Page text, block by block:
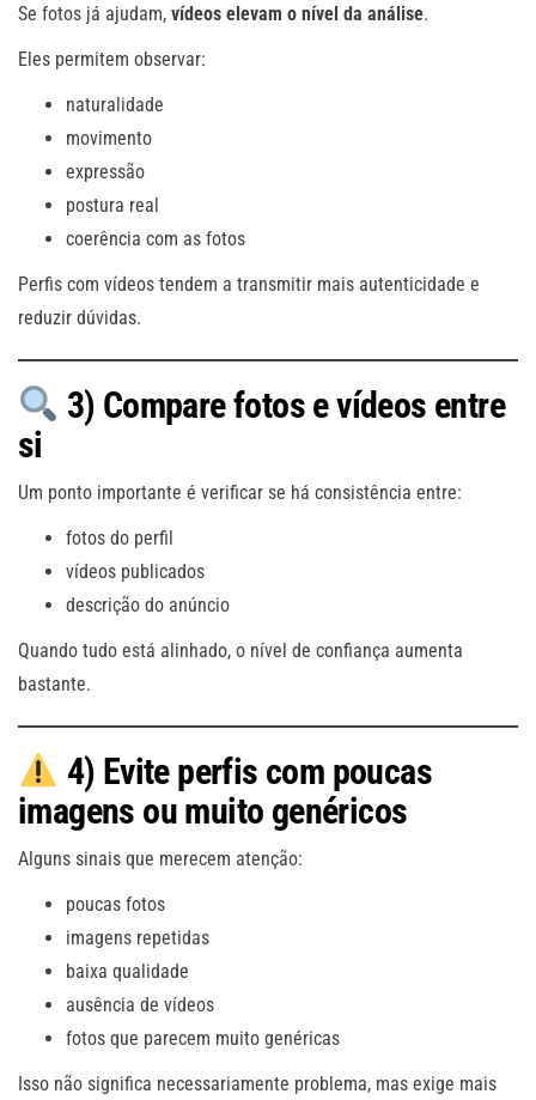
Se fotos já ajudam, vídeos elevam o nível da análise.
Eles permitem observar:
naturalidade
movimento
expressão
postura real
coerência com as fotos
Perfis com vídeos tendem a transmitir mais autenticidade e
reduzir dúvidas.
3) Compare fotos e vídeos entre
si
Um ponto importante é verificar se há consistência entre:
fotos do perfil
vídeos publicados
descrição do anúncio
Quando tudo está alinhado, o nível de confiança aumenta
bastante.
4) Evite perfis com poucas
imagens ou muito genéricos
Alguns sinais que merecem atenção:
poucas fotos
imagens repetidas
baixa qualidade
ausência de vídeos
fotos que parecem muito genéricas
Isso não significa necessariamente problema, mas exige mais